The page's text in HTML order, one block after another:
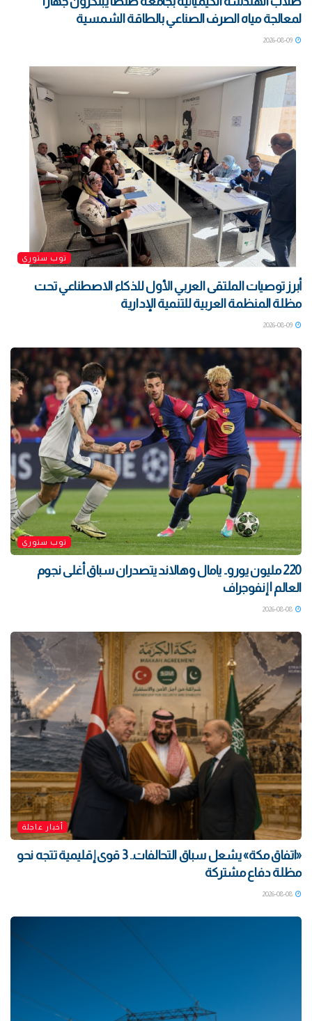
لمعالجة مياه الصرف الصناعي بالطاقة الشمسية
توب ستوري
أبرز توصيات الملتقى العربي الأول للذكاء الاصطناعي تحت
مظلة المنظمة العربية للتنمية الإدارية
توب ستوري
220 مليون يورو.. يامال وهالاند يتصدران سباق أغلى نجوم
العالم | إنفوجراف
أخبار عاجلة
«اتفاق مكة» يشعل سباق التحالفات.. 3 قوى إقليمية تتجه نحو
مظلة دفاع مشتركة